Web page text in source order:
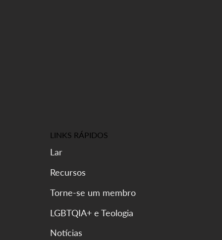
LINKS RÁPIDOS
Lar
Recursos
Torne-se um membro
LGBTQIA+ e Teologia
Notícias